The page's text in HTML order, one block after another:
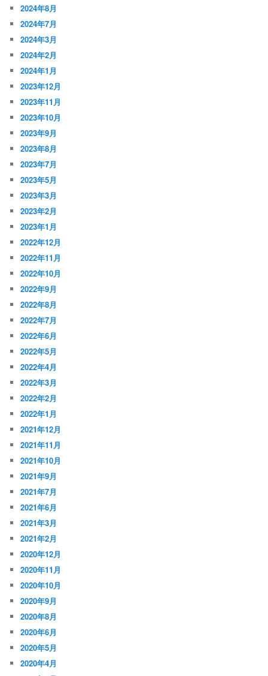
2024年8月
2024年7月
2024年3月
2024年2月
2024年1月
2023年12月
2023年11月
2023年10月
2023年9月
2023年8月
2023年7月
2023年5月
2023年3月
2023年2月
2023年1月
2022年12月
2022年11月
2022年10月
2022年9月
2022年8月
2022年7月
2022年6月
2022年5月
2022年4月
2022年3月
2022年2月
2022年1月
2021年12月
2021年11月
2021年10月
2021年9月
2021年7月
2021年6月
2021年3月
2021年2月
2020年12月
2020年11月
2020年10月
2020年9月
2020年8月
2020年6月
2020年5月
2020年4月